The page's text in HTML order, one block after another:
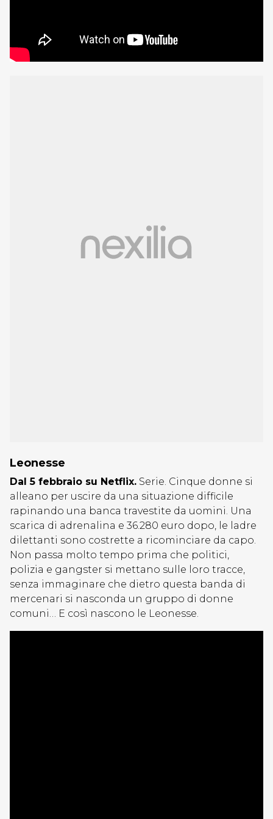
Leonesse
Dal 5 febbraio su Netflix. Serie. Cinque donne si
alleano per uscire da una situazione difficile
rapinando una banca travestite da uomini. Una
scarica di adrenalina e 36.280 euro dopo, le ladre
dilettanti sono costrette a ricominciare da capo.
Non passa molto tempo prima che politici,
polizia e gangster si mettano sulle loro tracce,
senza immaginare che dietro questa banda di
mercenari si nasconda un gruppo di donne
comuni… E così nascono le Leonesse.